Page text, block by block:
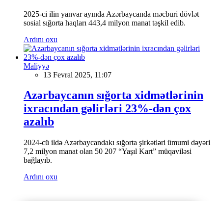
2025-ci ilin yanvar ayında Azərbaycanda məcburi dövlət
sosial sığorta haqları 443,4 milyon manat təşkil edib.
Ardını oxu
Maliyyə
13 Fevral 2025, 11:07
Azərbaycanın sığorta xidmətlərinin
ixracından gəlirləri 23%-dən çox
azalıb
2024-cü ildə Azərbaycandakı sığorta şirkətləri ümumi dəyəri
7,2 milyon manat olan 50 207 “Yaşıl Kart” müqaviləsi
bağlayıb.
Ardını oxu